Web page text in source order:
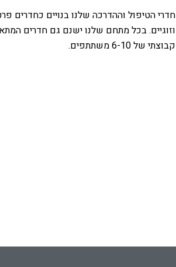
חדרי הטיפול וההדרכה שלנו בנויים כחדרים
וזוגיים. בכל מתחם שלנו ישנם גם חדרים
קבוצתי של 6-10 משתתפים.